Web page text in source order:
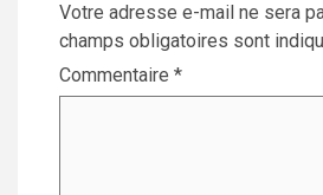
Votre adresse e-mail ne sera
champs obligatoires sont
Commentaire *